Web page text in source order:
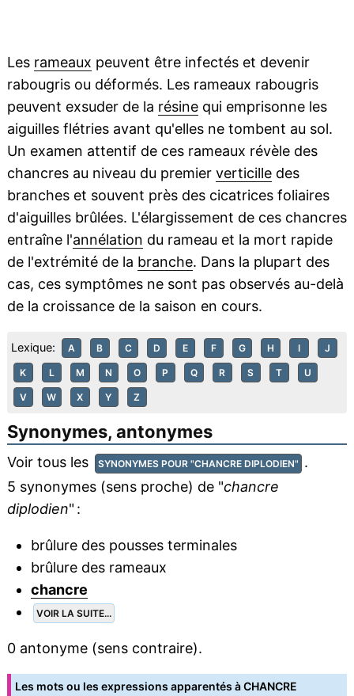
Les rameaux peuvent être infectés et devenir
rabougris ou déformés. Les rameaux rabougris
peuvent exsuder de la résinequi emprisonne les
aiguilles flétries avant qu'elles ne tombent au sol.
Un examen attentif de ces rameaux révèle des
chancres au niveau du premier verticilledes
branches et souvent près des cicatrices foliaires
d'aiguilles brûlées. L'élargissement de ces chancres
entraîne l'annélation du rameau et la mort rapide
de l'extrémité de la branche. Dans la plupart des
cas, ces symptômes ne sont pas observés au-delà
de la croissance de la saison en cours.
Lexique: A B C D E F G H I J
K L M N O P Q R S T U
V W X Y Z
Synonymes, antonymes
Voir tous les SYNONYMES POUR "CHANCRE DIPLODIEN" .
5 synonymes (sens proche) de "chancre
diplodien" :
brûlure des pousses terminales
brûlure des rameaux
chancre
VOIR LA SUITE...
0 antonyme (sens contraire).
Les mots ou les expressions apparentés à CHANCRE